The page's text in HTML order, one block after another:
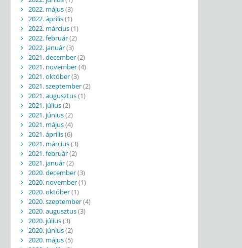
2022. május(3)
2022. április(1)
2022. március(1)
2022. február(2)
2022. január(3)
2021. december(2)
2021. november(4)
2021. október(3)
2021. szeptember(2)
2021. augusztus(1)
2021. július(2)
2021. június(2)
2021. május(4)
2021. április(6)
2021. március(3)
2021. február(2)
2021. január(2)
2020. december(3)
2020. november(1)
2020. október(1)
2020. szeptember(4)
2020. augusztus(3)
2020. július(3)
2020. június(2)
2020. május(5)